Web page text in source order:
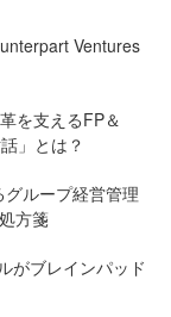
Ventures
を支えるFP＆
」とは？
ループ経営管理
方箋
がブレインパッド